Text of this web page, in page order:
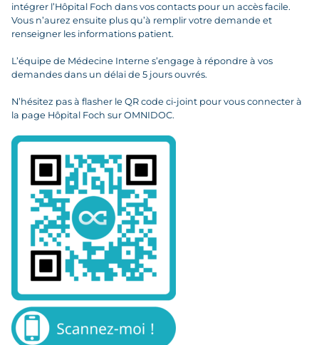
intégrer l’Hôpital Foch dans vos contacts pour un accès facile.
Vous n’aurez ensuite plus qu’à remplir votre demande et
renseigner les informations patient.
L’équipe de Médecine Interne s’engage à répondre à vos
demandes dans un délai de 5 jours ouvrés.
N’hésitez pas à flasher le QR code ci-joint pour vous connecter à
la page Hôpital Foch sur OMNIDOC.